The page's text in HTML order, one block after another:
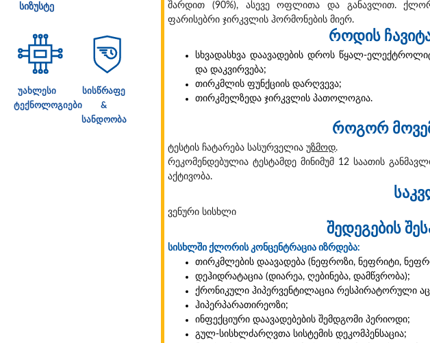
სიზუსტე
უახლესი
ტექნოლოგიები
სისწრაფე
&
სანდოობა
შარდით (90%), ასევე ოფლითა და განავლით.
ფარისებრი ჯირკვლის ჰორმონების მიერ.
როდის
სხვადასხვა დაავადების დროს წყალ-
და დაკვირვება;
თირკმლის ფუნქციის დარღვევა;
თირკმელზედა ჯირკვლის პათოლოგია.
როგორ
ტესტის ჩატარება სასურველიაუზმოდ.
რეკომენდებულია ტესტამდე მინიმუმ 12 საათის
აქტივობა.
ვენური სისხლი
შედეგების
სისხლში ქლორის კონცენტრაცია იზრდება:
თირკმლების დაავადება (ნეფროზი, ნეფრიტი,
დეჰიდრატაცია (დიარეა, ღებინება, დამწვრობა);
ქრონიკული ჰიპერვენტილაცია რესპირატორული
ჰიპერპარათირეოზი;
ინფექციური დაავადებების შემდგომი პერიოდი;
გულ-სისხლძარღვთა სისტემის დეკომპენსაცია;